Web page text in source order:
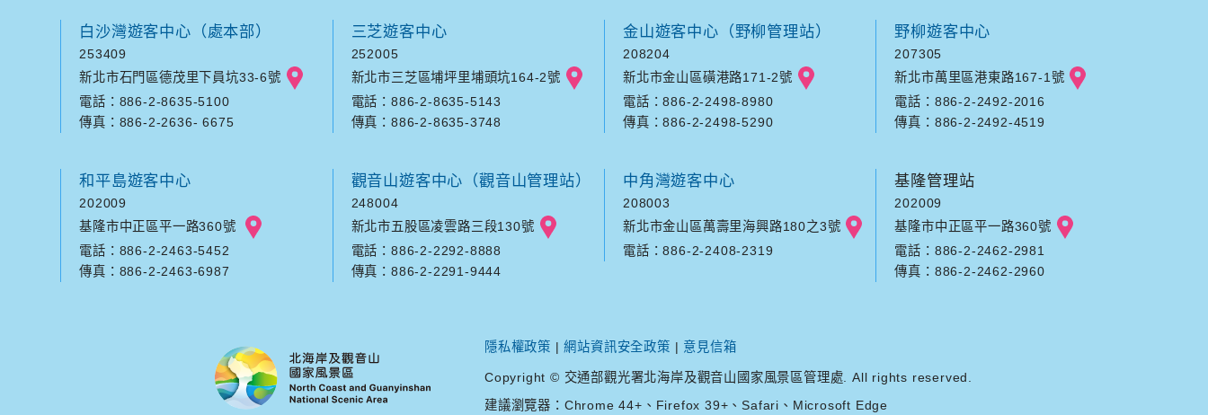
白沙灣遊客中心（處本部）
253409
新北市石門區德茂里下員坑33-6號
電話：886-2-8635-5100
傳真：886-2-2636- 6675
三芝遊客中心
252005
新北市三芝區埔坪里埔頭坑164-2號
電話：886-2-8635-5143
傳真：886-2-8635-3748
金山遊客中心（野柳管理站）
208204
新北市金山區磺港路171-2號
電話：886-2-2498-8980
傳真：886-2-2498-5290
野柳遊客中心
207305
新北市萬里區港東路167-1號
電話：886-2-2492-2016
傳真：886-2-2492-4519
和平島遊客中心
202009
基隆市中正區平一路360號
電話：886-2-2463-5452
傳真：886-2-2463-6987
觀音山遊客中心（觀音山管理站）
248004
新北市五股區凌雲路三段130號
電話：886-2-2292-8888
傳真：886-2-2291-9444
中角灣遊客中心
208003
新北市金山區萬壽里海興路180之3號
電話：886-2-2408-2319
基隆管理站
202009
基隆市中正區平一路360號
電話：886-2-2462-2981
傳真：886-2-2462-2960
隱私權政策 |網站資訊安全政策 | 意見信箱
Copyright © 交通部觀光署北海岸及觀音山國家風景區管理處. All rights reserved.
建議瀏覽器：Chrome 44+、Firefox 39+、Safari、Microsoft Edge